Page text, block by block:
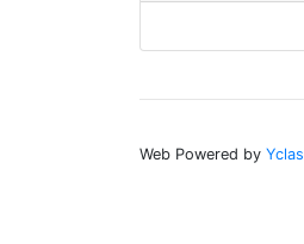
Web Powered by Yclas